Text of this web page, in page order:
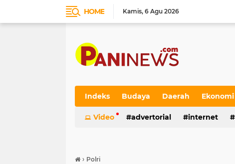
HOME Kamis 6 Agu 2026
Indeks Budaya Daerah Ekonomi
Video advertorial internet
› Polri